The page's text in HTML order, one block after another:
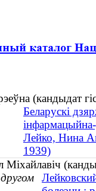
(кандыдат
Беларускі
Лейко, Нина
1939)
Міхайлавіч